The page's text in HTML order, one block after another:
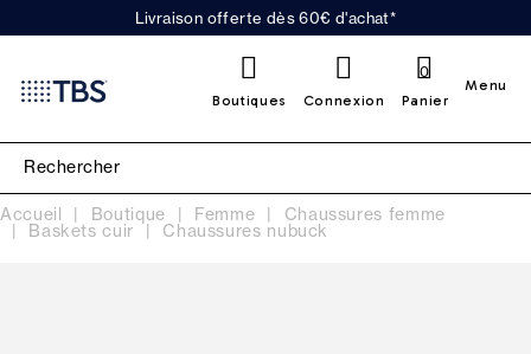
Livraison offerte dès 60€ d'achat*
Boutiques Connexion Panier
0
Menu
Accueil Boutique Femme Chaussures femme
Baskets cuir Chaussures nubuck